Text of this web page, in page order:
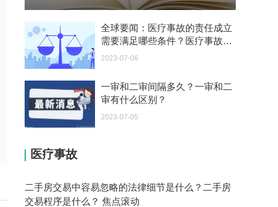
我可以在苏州申请护照吗？我所在的地方是云南
2023-05-04
你好 我想问一下外国人来这里工作没有护照该怎么
办？
如何续签居住证 我的1月7日到期
2023-05-04
关报案？
你好 我需要申请去美国结婚的签证 过程是什么？
全球要闻：医疗事故的责任成立
需要满足哪些条件？医疗事故起
诉需要什么材料？
2023-07-06
一审和二审间隔多久？一审和二
审有什么区别？
2023-07-05
医疗事故
二手房交易中容易忽略的法律细节是什么？二手房
交易程序是什么？ 焦点滚动